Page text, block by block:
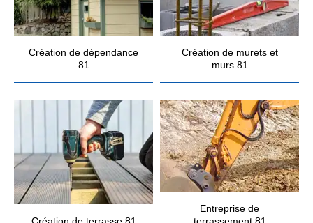
Création de dépendance
81
Création de murets et
murs 81
Entreprise de